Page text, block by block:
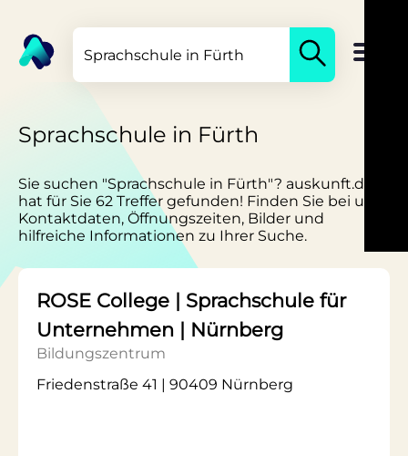
Sprachschule in Fürth
Sie suchen "Sprachschule in Fürth"? auskunft.de
hat für Sie 62 Treffer gefunden! Finden Sie bei uns
Kontaktdaten, Öffnungszeiten, Bilder und
hilfreiche Informationen zu Ihrer Suche.
ROSE College | Sprachschule für
Unternehmen | Nürnberg
Bildungszentrum
Friedenstraße 41 | 90409 Nürnberg